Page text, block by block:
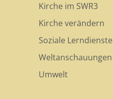
Kirche im SWR3
Kirche verändern
Soziale Lerndienste
Umwelt